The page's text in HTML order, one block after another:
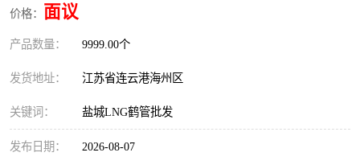
价格： 面议
产品数量： 9999.00个
发货地址： 江苏省连云港海州区
关键词： 盐城LNG鹤管批发
发布日期： 2026-08-07